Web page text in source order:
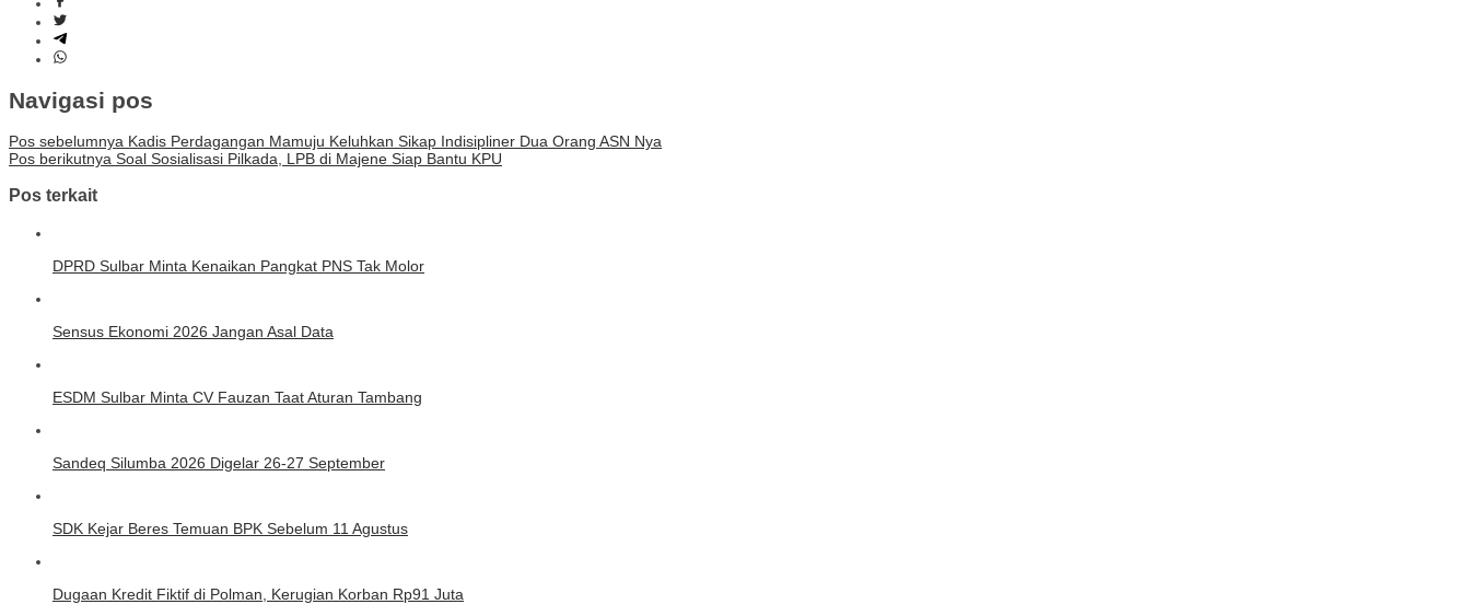
Navigasi pos
Pos sebelumnya Kadis Perdagangan Mamuju Keluhkan Sikap Indisipliner Dua Orang ASN Nya
Pos berikutnya Soal Sosialisasi Pilkada, LPB di Majene Siap Bantu KPU
Pos terkait
DPRD Sulbar Minta Kenaikan Pangkat PNS Tak Molor
Sensus Ekonomi 2026 Jangan Asal Data
ESDM Sulbar Minta CV Fauzan Taat Aturan Tambang
Sandeq Silumba 2026 Digelar 26-27 September
SDK Kejar Beres Temuan BPK Sebelum 11 Agustus
Dugaan Kredit Fiktif di Polman, Kerugian Korban Rp91 Juta